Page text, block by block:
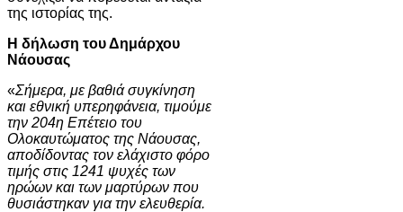
της ιστορίας της.
Η δήλωση του Δημάρχου
Νάουσας
«Σήμερα, με βαθιά συγκίνηση
και εθνική υπερηφάνεια, τιμούμε
την 204η Επέτειο του
Ολοκαυτώματος της Νάουσας,
αποδίδοντας τον ελάχιστο φόρο
τιμής στις 1241 ψυχές των
ηρώων και των μαρτύρων που
θυσιάστηκαν για την ελευθερία.